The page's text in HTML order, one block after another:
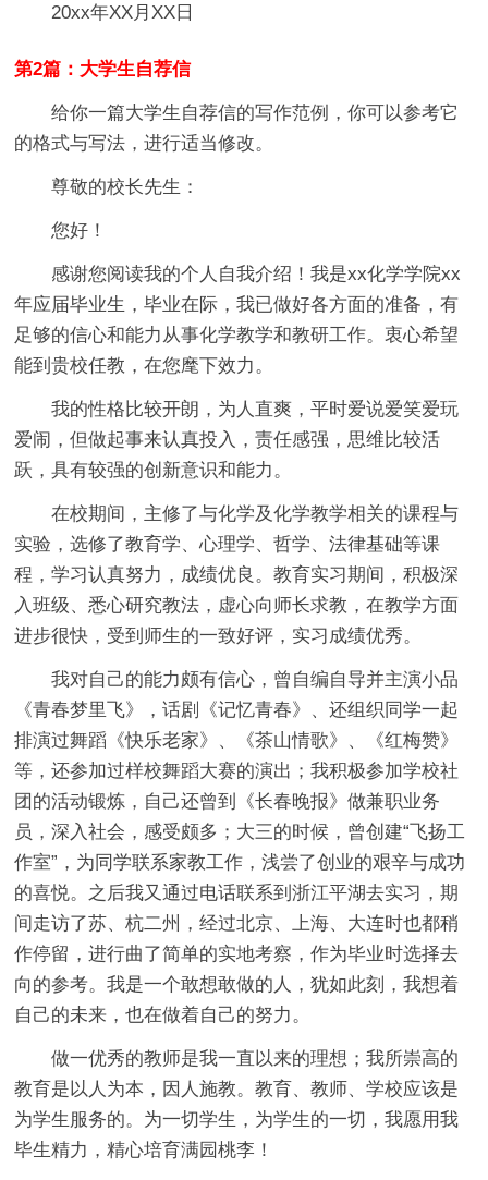
20xx年XX月XX日
第2篇：大学生自荐信
给你一篇大学生自荐信的写作范例，你可以参考它
的格式与写法，进行适当修改。
尊敬的校长先生：
您好！
感谢您阅读我的个人自我介绍！我是xx化学学院xx
年应届毕业生，毕业在际，我已做好各方面的准备，有
足够的信心和能力从事化学教学和教研工作。衷心希望
能到贵校任教，在您麾下效力。
我的性格比较开朗，为人直爽，平时爱说爱笑爱玩
爱闹，但做起事来认真投入，责任感强，思维比较活
跃，具有较强的创新意识和能力。
在校期间，主修了与化学及化学教学相关的课程与
实验，选修了教育学、心理学、哲学、法律基础等课
程，学习认真努力，成绩优良。教育实习期间，积极深
入班级、悉心研究教法，虚心向师长求教，在教学方面
进步很快，受到师生的一致好评，实习成绩优秀。
我对自己的能力颇有信心，曾自编自导并主演小品
《青春梦里飞》，话剧《记忆青春》、还组织同学一起
排演过舞蹈《快乐老家》、《茶山情歌》、《红梅赞》
等，还参加过样校舞蹈大赛的演出；我积极参加学校社
团的活动锻炼，自己还曾到《长春晚报》做兼职业务
员，深入社会，感受颇多；大三的时候，曾创建“飞扬工
作室”，为同学联系家教工作，浅尝了创业的艰辛与成功
的喜悦。之后我又通过电话联系到浙江平湖去实习，期
间走访了苏、杭二州，经过北京、上海、大连时也都稍
作停留，进行曲了简单的实地考察，作为毕业时选择去
向的参考。我是一个敢想敢做的人，犹如此刻，我想着
自己的未来，也在做着自己的努力。
做一优秀的教师是我一直以来的理想；我所崇高的
教育是以人为本，因人施教。教育、教师、学校应该是
为学生服务的。为一切学生，为学生的一切，我愿用我
毕生精力，精心培育满园桃李！